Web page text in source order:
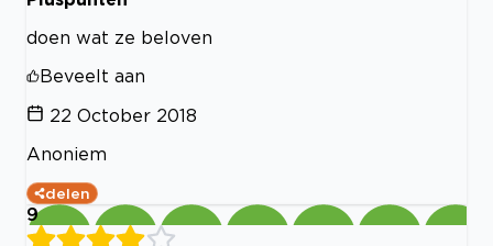
doen wat ze beloven
Beveelt aan
22 October 2018
Anoniem
delen
9